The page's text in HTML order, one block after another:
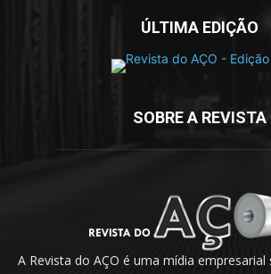
ÚLTIMA EDIÇÃO
SOBRE A REVISTA
A Revista do AÇO é uma mídia